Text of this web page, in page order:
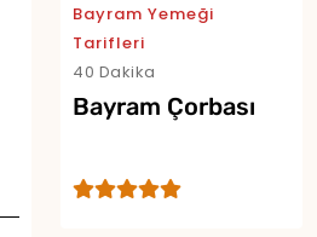
Bayram Yemeği
Tarifleri
40 Dakika
Bayram Çorbası